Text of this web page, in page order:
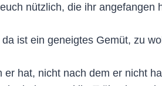
nützlich, die ihr
ist ein geneigtes Gemüt, zu
hat, nicht nach dem er nicht